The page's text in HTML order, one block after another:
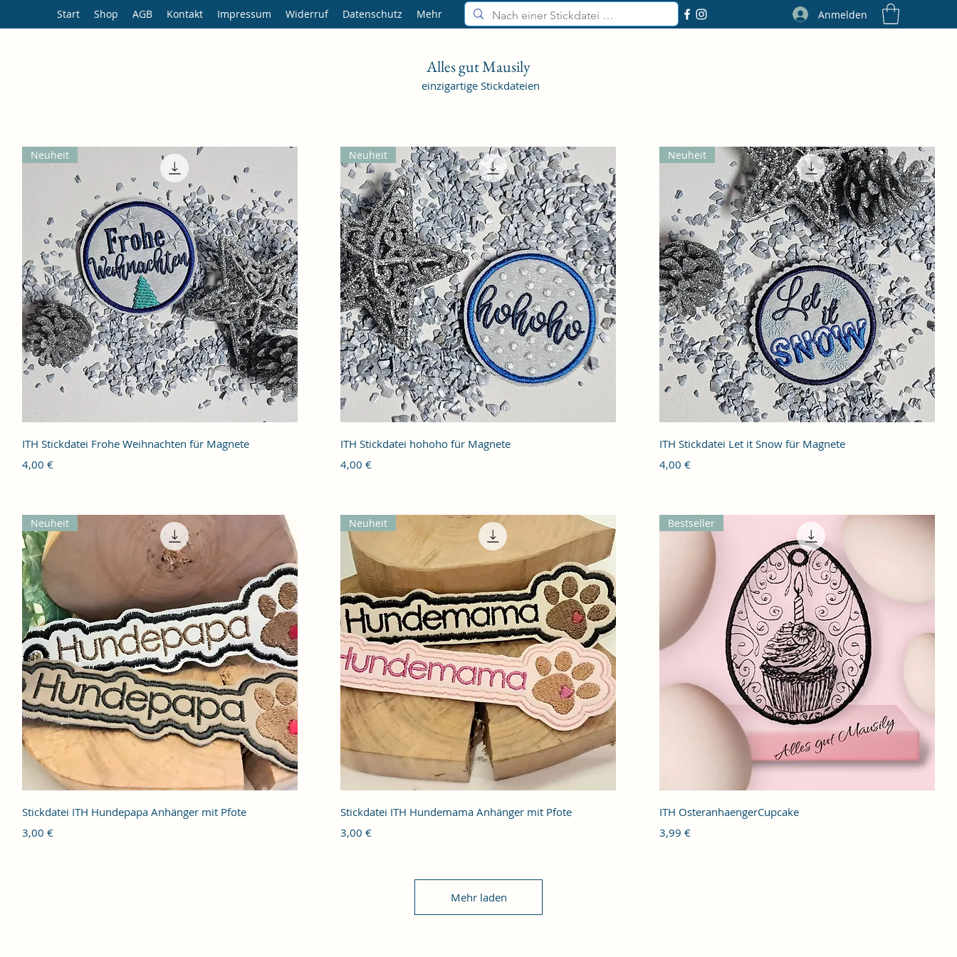
Alles gut Mausily
einzigartige Stickdateien
Start Shop AGB Kontakt Impressum Widerruf Datenschutz Mehr Anmelden
Schnellansicht
Neuheit
ITH Stickdatei Frohe Weihnachten für Magnete
Preis
4,00 €
Schnellansicht
Neuheit
ITH Stickdatei hohoho für Magnete
Preis
4,00 €
Schnellansicht
Neuheit
ITH Stickdatei Let it Snow für Magnete
Preis
4,00 €
Schnellansicht
Neuheit
Stickdatei ITH Hundepapa Anhänger mit Pfote
Preis
3,00 €
Schnellansicht
Neuheit
Stickdatei ITH Hundemama Anhänger mit Pfote
Preis
3,00 €
Schnellansicht
Bestseller
ITH OsteranhaengerCupcake
Preis
3,99 €
Mehr laden